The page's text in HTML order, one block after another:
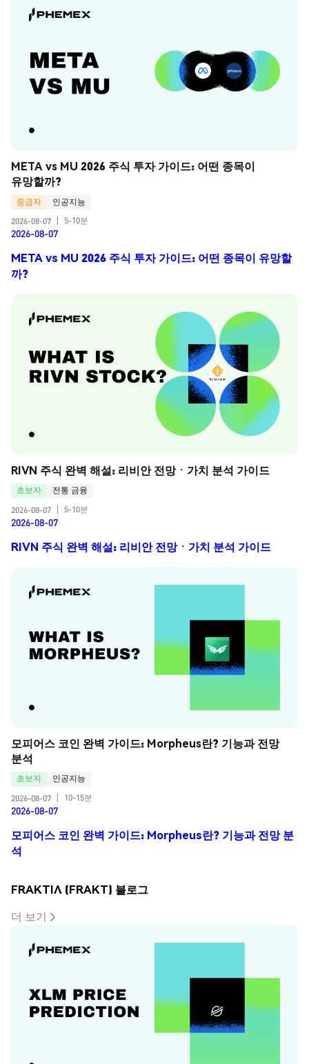
META vs MU 2026 주식 투자 가이드: 어떤 종목이
유망할까?
중급자
인공지능
2026-08-07
5-10분
2026-08-07
META vs MU 2026 주식 투자 가이드: 어떤 종목이 유망할
까?
RIVN 주식 완벽 해설: 리비안 전망ㆍ가치 분석 가이드
초보자
전통 금융
2026-08-07
5-10분
2026-08-07
RIVN 주식 완벽 해설: 리비안 전망ㆍ가치 분석 가이드
모피어스 코인 완벽 가이드: Morpheus란? 기능과 전망
분석
초보자
인공지능
2026-08-07
10-15분
2026-08-07
모피어스 코인 완벽 가이드: Morpheus란? 기능과 전망 분
석
FRAKTIΛ (FRAKT) 블로그
더 보기